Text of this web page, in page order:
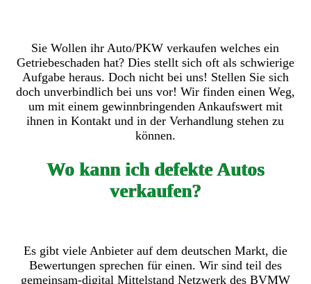
Sie Wollen ihr Auto/PKW verkaufen welches ein
Getriebeschaden hat? Dies stellt sich oft als schwierige
Aufgabe heraus. Doch nicht bei uns! Stellen Sie sich
doch unverbindlich bei uns vor! Wir finden einen Weg,
um mit einem gewinnbringenden Ankaufswert mit
ihnen in Kontakt und in der Verhandlung stehen zu
können.
Wo kann ich defekte Autos
verkaufen?
Es gibt viele Anbieter auf dem deutschen Markt, die
Bewertungen sprechen für einen. Wir sind teil des
gemeinsam-digital Mittelstand Netzwerk des BVMW